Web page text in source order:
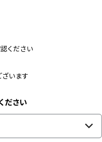
ください
います
ださい